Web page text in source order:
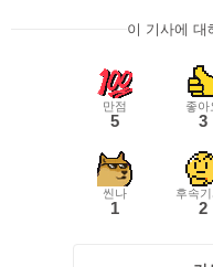
이 기사에 대
만점
5
좋아
3
씬나
1
후속
2